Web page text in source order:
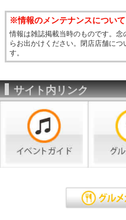
※情報のメンテナンスについて
情報は雑誌掲載当時のものです。
らお出かけください。閉店店舗に
す。
サイト内リンク